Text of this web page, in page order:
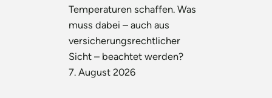
Temperaturen schaffen. Was
muss dabei – auch aus
versicherungsrechtlicher
Sicht – beachtet werden?
7. August 2026